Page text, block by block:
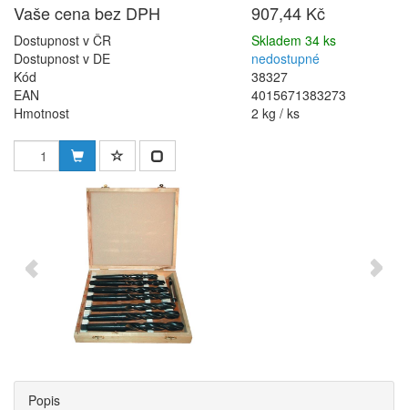
Vaše cena bez DPH
907,44 Kč
Dostupnost v ČR
Skladem 34 ks
Dostupnost v DE
nedostupné
Kód
38327
EAN
4015671383273
Hmotnost
2 kg / ks
Popis